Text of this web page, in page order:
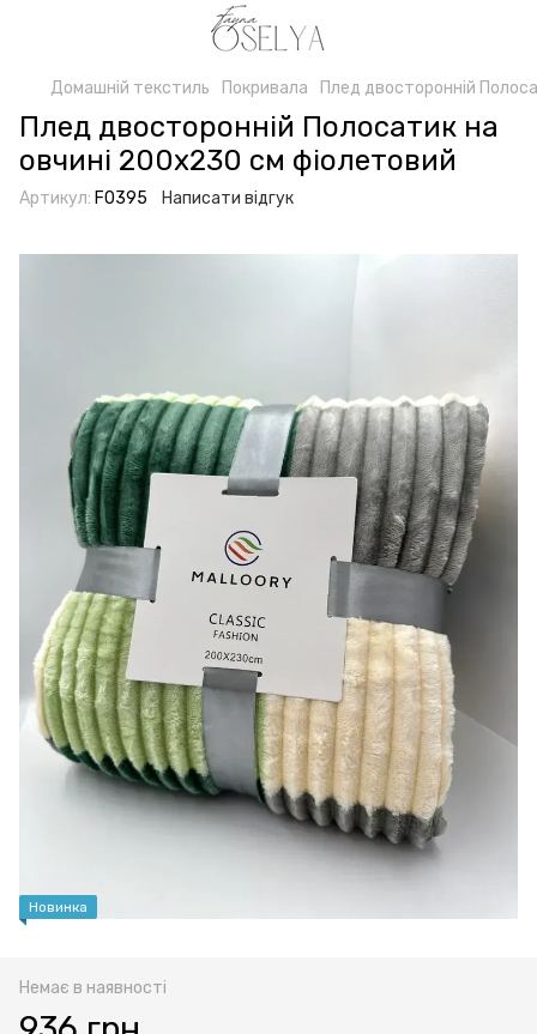
Домашній текстиль Покривала Плед двосторонній
Плед двосторонній Полосатик на
овчині 200x230 см фіолетовий
Артикул: F0395 Написати відгук
Новинка
Немає в наявності